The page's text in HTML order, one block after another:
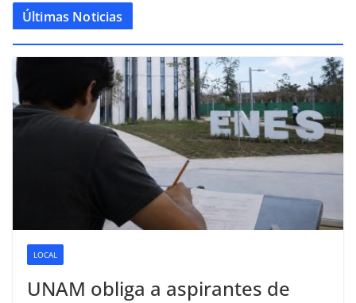
Últimas Noticias
LOCAL
UNAM obliga a aspirantes de